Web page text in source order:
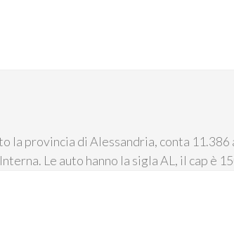
la provincia di Alessandria, conta
Le auto hanno la sigla AL, il cap è